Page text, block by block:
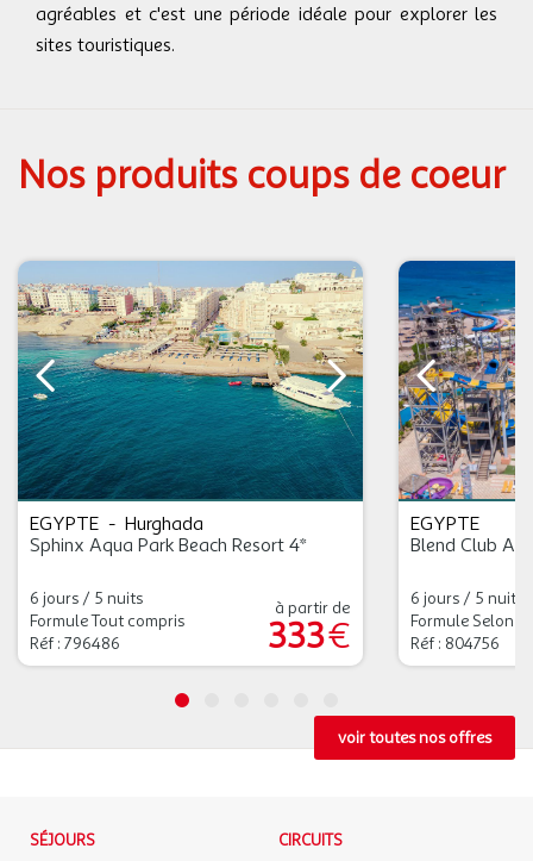
agréables et c'est une période idéale pour explorer les
sites touristiques.
Nos produits coups de coeur
EGYPTE - Hurghada
Sphinx Aqua Park Beach Resort 4*
6 jours / 5 nuits
Formule Tout compris
Réf : 796486
à partir de
333€
EGYPTE
Blend Club
6 jours / 5 nuits
Formule Selon
Réf : 804756
voir toutes nos offres
SÉJOURS
CIRCUITS